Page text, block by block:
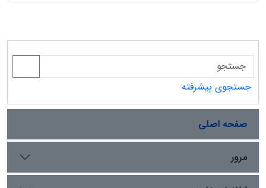
جستجوی پیشرفته
صفحه اصلی
مرور